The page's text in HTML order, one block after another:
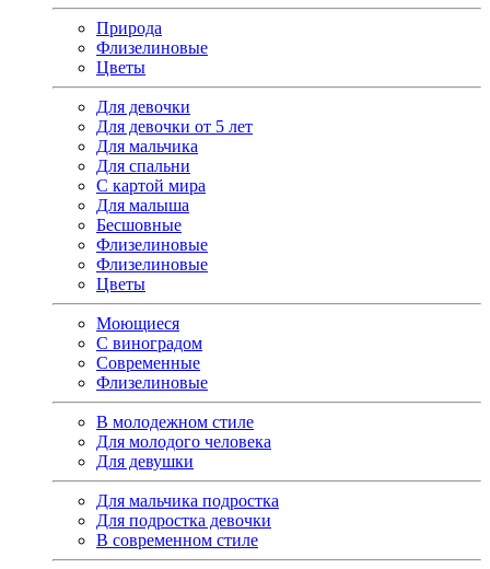
Природа
Флизелиновые
Цветы
Для девочки
Для девочки от 5 лет
Для мальчика
Для спальни
С картой мира
Для малыша
Бесшовные
Флизелиновые
Флизелиновые
Цветы
Моющиеся
С виноградом
Современные
Флизелиновые
В молодежном стиле
Для молодого человека
Для девушки
Для мальчика подростка
Для подростка девочки
В современном стиле